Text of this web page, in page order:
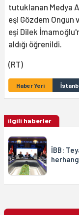
tutuklanan Medya
eşi Gözdem Ongun
eşi Dilek
aldığı öğrenildi.
(RT)
Haber Yeri
ilgili haberler
İBB: